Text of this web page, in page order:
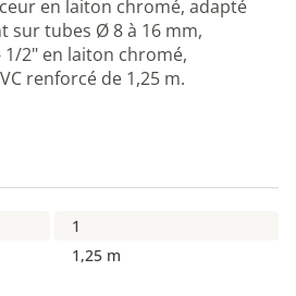
en laiton chromé, adapté
sur tubes Ø 8 à 16 mm,
2" en laiton chromé,
renforcé de 1,25 m.
1
1,25 m